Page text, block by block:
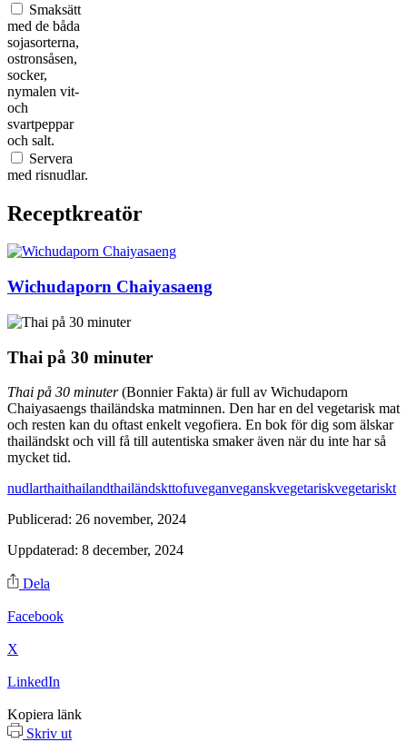
Smaksätt
med de båda
sojasorterna,
ostronsåsen,
socker,
nymalen vit-
och
svartpeppar
och salt.
Servera
med risnudlar.
Receptkreatör
Wichudaporn Chaiyasaeng
Thai på 30 minuter
Thai på 30 minuter(Bonnier Fakta) är full av Wichudaporn
Chaiyasaengs thailändska matminnen. Den har en del vegetarisk mat
och resten kan du oftast enkelt vegofiera. En bok för dig som älskar
thailändskt och vill få till autentiska smaker även när du inte har så
mycket tid.
nudlarthaithailandthailändskttofuveganveganskvegetariskvegetariskt
Publicerad: 26 november, 2024
Uppdaterad: 8 december, 2024
Dela
Facebook
X
LinkedIn
Kopiera länk
Skriv ut